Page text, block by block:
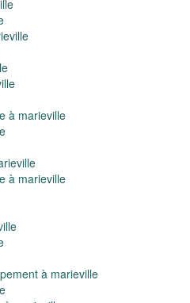
à marieville
à marieville
à marieville